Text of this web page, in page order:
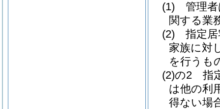
(1)
管理
関する業
(2)
指定
家族に対
を行うも
(2)の2
指
は他の利
得ない場